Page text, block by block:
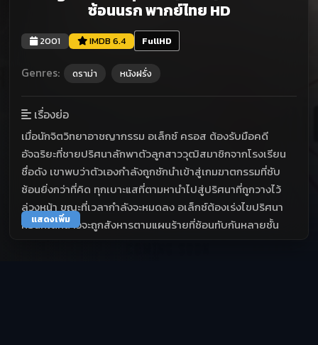
ซ้อนนรก พากย์ไทย HD
2001 IMDB 6.4 FullHD
Genres: ดราม่า หนังฝรั่ง
เรื่องย่อ
เมื่อนักจิตวิทยาอาชญากรรม อเล็กซ์ ครอส ต้องรับมือคดี
อัจฉริยะที่ชายปริศนาลักพาตัวลูกสาววุฒิสมาชิกจากโรงเรียน
ชื่อดัง เขาพบว่าตัวเองกำลังถูกชักนำเข้าสู่เกมฆาตกรรมที่ซับ
ซ้อนยิ่งกว่าที่คิด ทุกเบาะแสที่ตามหานำไปสู่ปริศนาที่ถูกวางไว้
ล่วงหน้า ขณะที่เวลากำลังจะหมดลง อเล็กซ์ต้องเร่งไขปริศนา
ก่อนที่เด็กสาวจะถูกสังหารตามแผนร้ายที่ซ้อนทับกันหลายชั้น
แสดงเพิ่ม